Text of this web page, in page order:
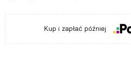
Kup i zapłać później